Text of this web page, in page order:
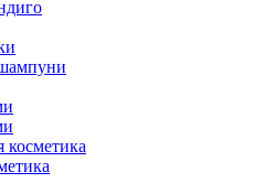
косметика